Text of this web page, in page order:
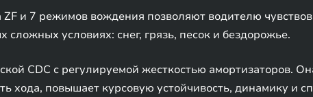
и 7 режимов вождения позволяют водителю
сложных условиях: снег, грязь, песок и бездорожье.
CDC с регулируемой жесткостью амортизаторов.
хода, повышает курсовую устойчивость, динамику и